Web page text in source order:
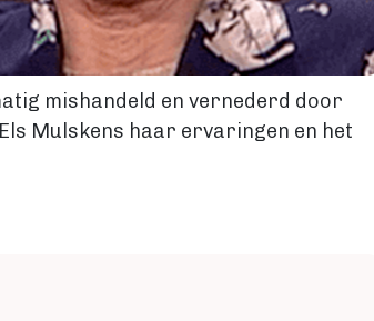
mishandeld en vernederd door
Mulskens haar ervaringen en het